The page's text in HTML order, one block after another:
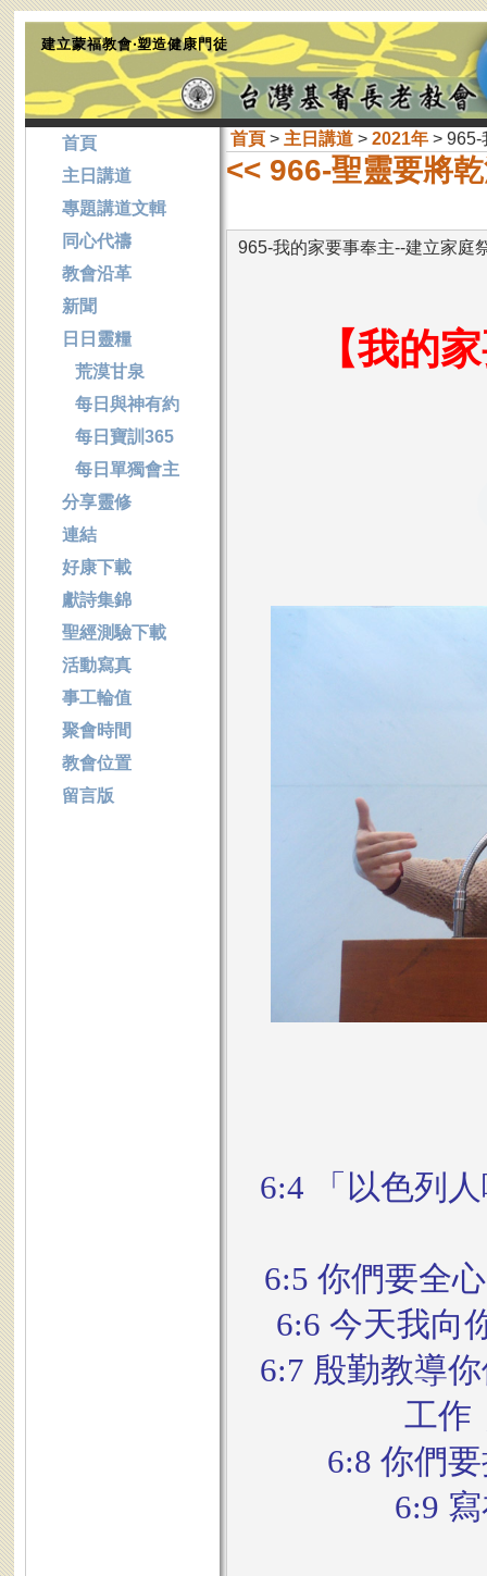
建立蒙福教會‧塑造健康門徒
首頁> 主日講道> 2021年> 965-
<< 966-聖靈要將
965-我的家要事奉主--建立家庭
【我的
6:4 「以色列
6:5 你們要全
6:6 今天我向
6:7 殷勤教導
工作
6:8 你們
6:9
首頁
主日講道
專題講道文輯
同心代禱
教會沿革
新聞
日日靈糧
荒漠甘泉
每日與神有約
每日寶訓365
每日單獨會主
分享靈修
連結
好康下載
獻詩集錦
聖經測驗下載
活動寫真
事工輪值
聚會時間
教會位置
留言版